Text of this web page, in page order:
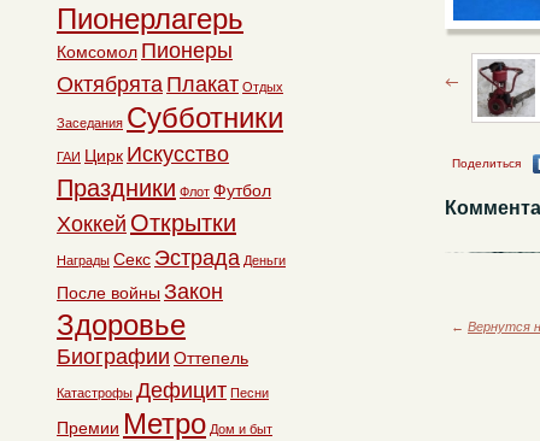
Поделиться
← Вернутся
Пионерлагерь
Комсомол Пионеры
Октябрята Плакат Отдых
Заседания Субботники
ГАИ Цирк Искусство
Праздники Флот Футбол
Хоккей Открытки
Награды Секс Эстрада Деньги
После войны Закон
Здоровье
Биографии Оттепель
Катастрофы Дефицит Песни
Премии Метро Дом и быт